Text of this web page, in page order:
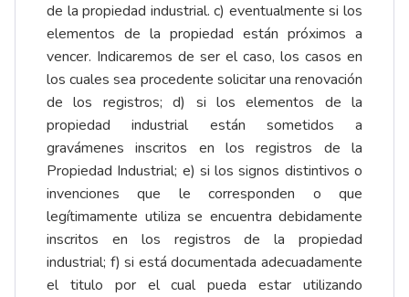
de la propiedad industrial. c) eventualmente si los
elementos de la propiedad están próximos a
vencer. Indicaremos de ser el caso, los casos en
los cuales sea procedente solicitar una renovación
de los registros; d) si los elementos de la
propiedad industrial están sometidos a
gravámenes inscritos en los registros de la
Propiedad Industrial; e) si los signos distintivos o
invenciones que le corresponden o que
legítimamente utiliza se encuentra debidamente
inscritos en los registros de la propiedad
industrial; f) si está documentada adecuadamente
el titulo por el cual pueda estar utilizando